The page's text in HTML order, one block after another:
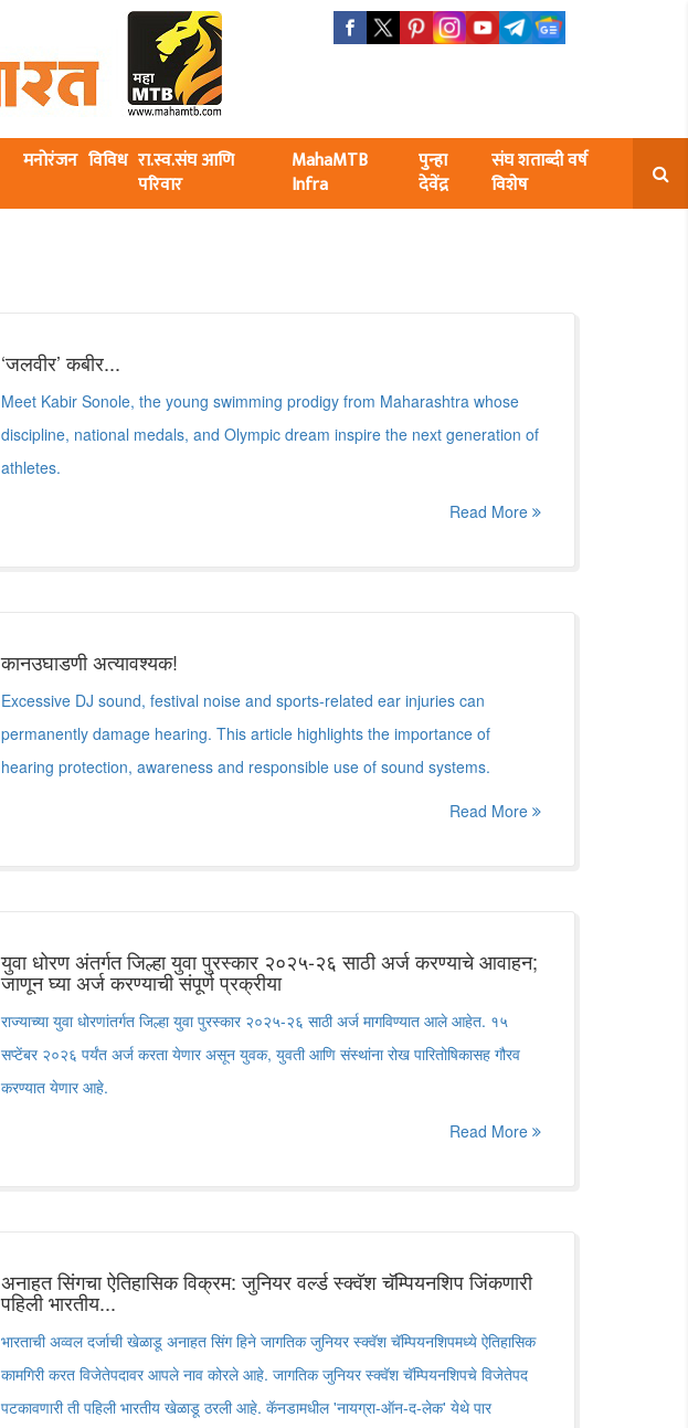
मनोरंजन विविध रा.स्व.संघ आणि
परिवार
MahaMTB
Infra
पुन्हा
देवेंद्र
संघ शताब्दी वर्ष
विशेष
‘जलवीर’ कबीर...
Meet Kabir Sonole, the young swimming prodigy from Maharashtra whose
discipline, national medals, and Olympic dream inspire the next generation of
athletes.
Read More
कानउघाडणी अत्यावश्यक!
Excessive DJ sound, festival noise and sports-related ear injuries can
permanently damage hearing. This article highlights the importance of
hearing protection, awareness and responsible use of sound systems.
Read More
युवा धोरण अंतर्गत जिल्हा युवा पुरस्कार २०२५-२६ साठी अर्ज करण्याचे आवाहन;
जाणून घ्या अर्ज करण्याची संपूर्ण प्रक्रीया
राज्याच्या युवा धोरणांतर्गत जिल्हा युवा पुरस्कार २०२५-२६ साठी अर्ज मागविण्यात आले आहेत. १५
सप्टेंबर २०२६ पर्यंत अर्ज करता येणार असून युवक, युवती आणि संस्थांना रोख पारितोषिकासह गौरव
करण्यात येणार आहे.
Read More
अनाहत सिंगचा ऐतिहासिक विक्रम: जुनियर वर्ल्ड स्क्वॅश चॅम्पियनशिप जिंकणारी
पहिली भारतीय...
भारताची अव्वल दर्जाची खेळाडू अनाहत सिंग हिने जागतिक जुनियर स्क्वॅश चॅम्पियनशिपमध्ये ऐतिहासिक
कामगिरी करत विजेतेपदावर आपले नाव कोरले आहे. जागतिक जुनियर स्क्वॅश चॅम्पियनशिपचे विजेतेपद
पटकावणारी ती पहिली भारतीय खेळाडू ठरली आहे. कॅनडामधील 'नायग्रा-ऑन-द-लेक' येथे पार